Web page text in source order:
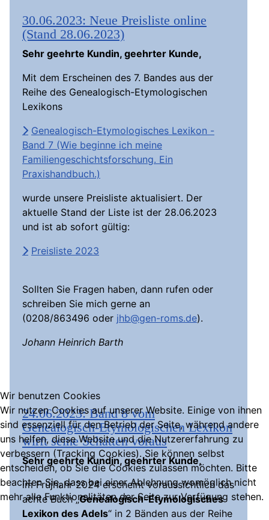
30.06.2023: Neue Preisliste online
(Stand 28.06.2023)
Sehr geehrte Kundin, geehrter Kunde,
Mit dem Erscheinen des 7. Bandes aus der
Reihe des Genealogisch-Etymologischen
Lexikons
Genealogisch-Etymologisches Lexikon -
Band 7 (Wie beginne ich meine
Familiengeschichtsforschung. Ein
Praxishandbuch.)
wurde unsere Preisliste aktualisiert. Der
aktuelle Stand der Liste ist der 28.06.2023
und ist ab sofort gültig:
Preisliste 2023
Sollten Sie Fragen haben, dann rufen oder
schreiben Sie mich gerne an
(0208/863496 oder jhb@gen-roms.de).
Johann Heinrich Barth
24.06.2023: Band 8 vom
Genealogisch-Etymologischen Lexikon
wirft seine Schatten voraus
Sehr geehrte Kundin, geehrter Kunde,
im Früjhahr 2024 erscheint voraussichtlich das
achte Buch „Genealogisch-Etymologisches
Lexikon des Adels“ in 2 Bänden aus der Reihe
Wir benutzen Cookies
Wir nutzen Cookies auf unserer Website. Einige von ihnen
sind essenziell für den Betrieb der Seite, während andere
uns helfen, diese Website und die Nutzererfahrung zu
verbessern (Tracking Cookies). Sie können selbst
entscheiden, ob Sie die Cookies zulassen möchten. Bitte
beachten Sie, dass bei einer Ablehnung womöglich nicht
mehr alle Funktionalitäten der Seite zur Verfügung stehen.